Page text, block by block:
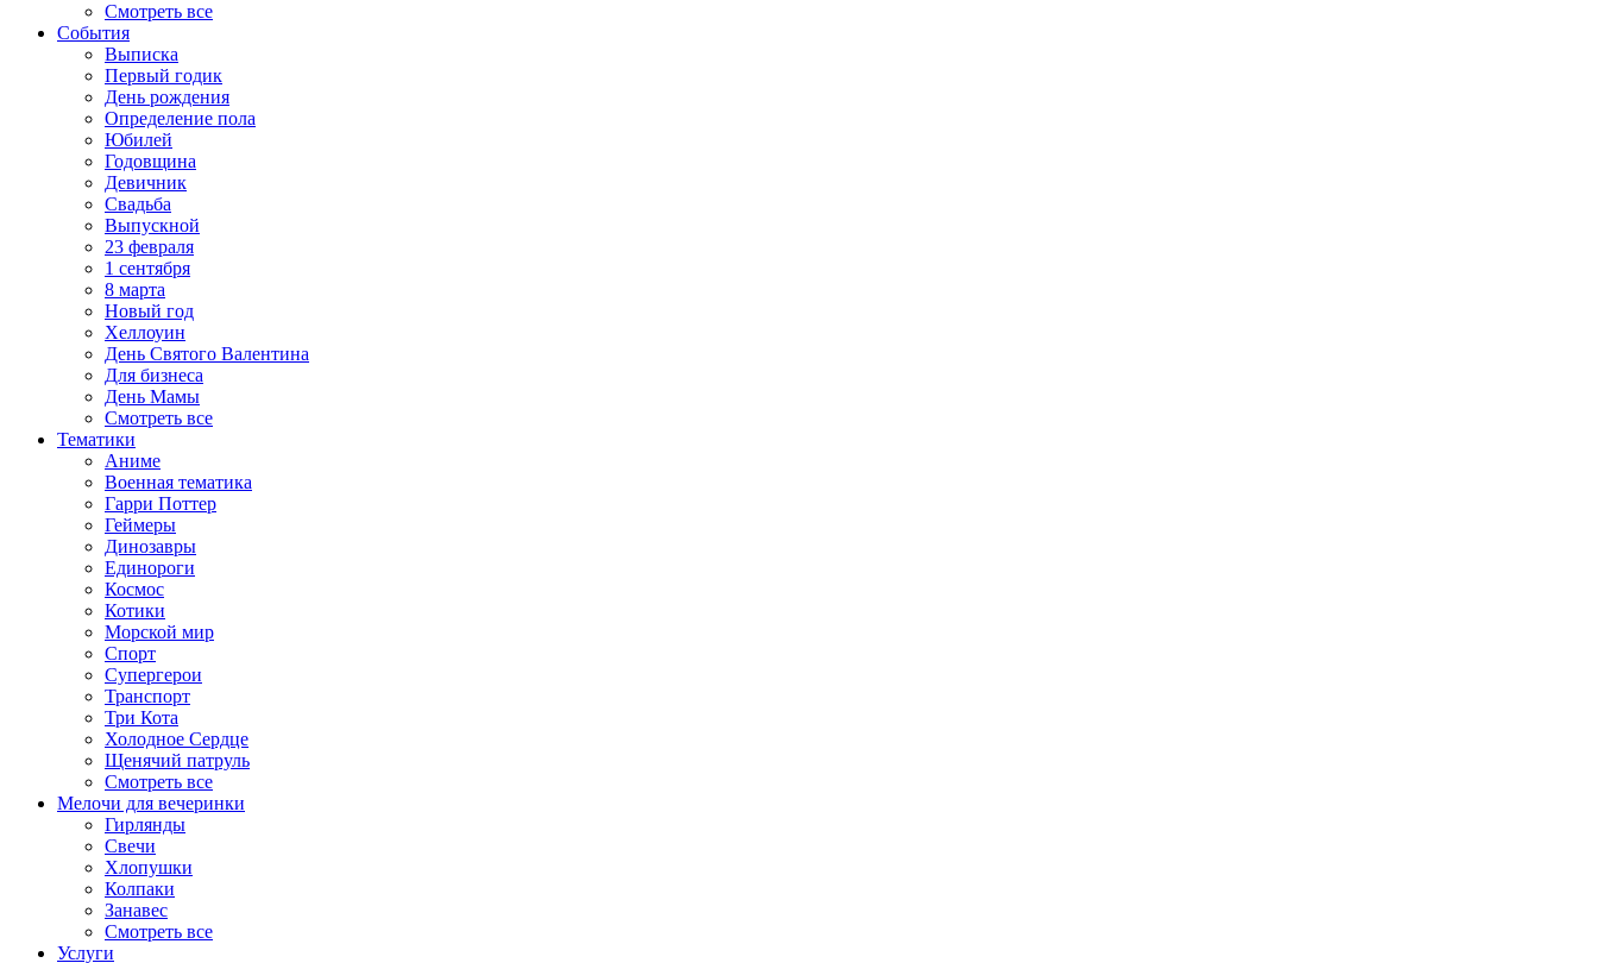
Смотреть все
События
Выписка
Первый годик
День рождения
Определение пола
Юбилей
Годовщина
Девичник
Свадьба
Выпускной
23 февраля
1 сентября
8 марта
Новый год
Хеллоуин
День Святого Валентина
Для бизнеса
День Мамы
Смотреть все
Тематики
Аниме
Военная тематика
Гарри Поттер
Геймеры
Динозавры
Единороги
Космос
Котики
Морской мир
Спорт
Супергерои
Транспорт
Три Кота
Холодное Сердце
Щенячий патруль
Смотреть все
Мелочи для вечеринки
Гирлянды
Свечи
Хлопушки
Колпаки
Занавес
Смотреть все
Услуги